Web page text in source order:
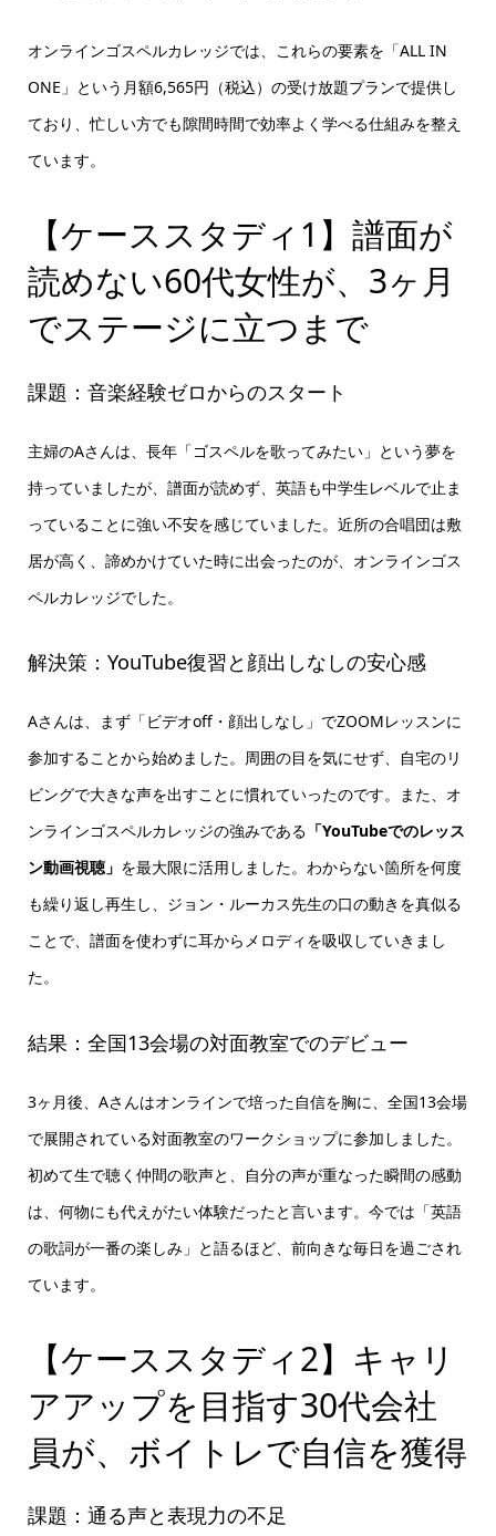
オンラインゴスペルカレッジでは、これらの要素を「ALL IN
ONE」という月額6,565円（税込）の受け放題プランで提供し
ており、忙しい方でも隙間時間で効率よく学べる仕組みを整え
ています。
【ケーススタディ1】譜面が
読めない60代女性が、3ヶ月
でステージに立つまで
課題：音楽経験ゼロからのスタート
主婦のAさんは、長年「ゴスペルを歌ってみたい」という夢を
持っていましたが、譜面が読めず、英語も中学生レベルで止ま
っていることに強い不安を感じていました。近所の合唱団は敷
居が高く、諦めかけていた時に出会ったのが、オンラインゴス
ペルカレッジでした。
解決策：YouTube復習と顔出しなしの安心感
Aさんは、まず「ビデオoff・顔出しなし」でZOOMレッスンに
参加することから始めました。周囲の目を気にせず、自宅のリ
ビングで大きな声を出すことに慣れていったのです。また、オ
ンラインゴスペルカレッジの強みである 「YouTubeでのレッス
ン動画視聴」 を最大限に活用しました。わからない箇所を何度
も繰り返し再生し、ジョン・ルーカス先生の口の動きを真似る
ことで、譜面を使わずに耳からメロディを吸収していきまし
た。
結果：全国13会場の対面教室でのデビュー
3ヶ月後、Aさんはオンラインで培った自信を胸に、全国13会場
で展開されている対面教室のワークショップに参加しました。
初めて生で聴く仲間の歌声と、自分の声が重なった瞬間の感動
は、何物にも代えがたい体験だったと言います。今では「英語
の歌詞が一番の楽しみ」と語るほど、前向きな毎日を過ごされ
ています。
【ケーススタディ2】キャリ
アアップを目指す30代会社
員が、ボイトレで自信を獲得
課題：通る声と表現力の不足